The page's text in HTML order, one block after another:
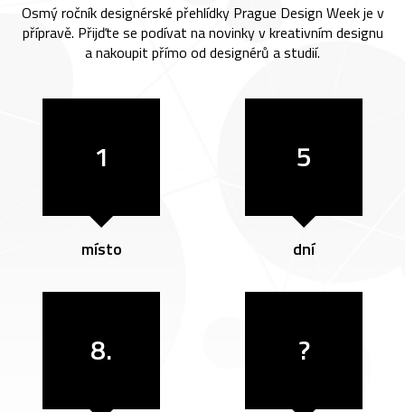
Osmý ročník designérské přehlídky Prague Design Week je v
přípravě. Přijďte se podívat na novinky v kreativním designu
a nakoupit přímo od designérů a studií.
1
místo
5
dní
8. ?